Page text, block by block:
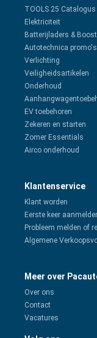
TOOLS 25 Catalogus
Elektriciteit
Batterijladers &
Autotechnica promo's
Verlichting
Veiligheidsartikelen
Onderhoud
EV toebehoren
Zekeren en starten
Zomer Essentials
Airco onderhoud
Klantenservice
Klant worden
Eerste keer
Probleem melden of
Algemene
Meer over
Over ons
Contact
Vacatures